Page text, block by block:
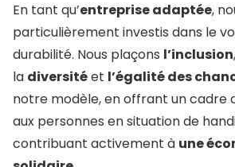
En tant qu’entreprise adaptée,
particulièrement investis dans le
durabilité. Nous plaçons l’inclusion,
la diversitéet l’égalité des
notre modèle, en offrant un cadre
aux personnes en situation de
contribuant activement à une